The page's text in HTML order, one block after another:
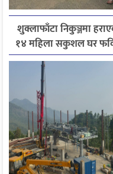
शुक्लाफाँटा निकुञ्जमा
१४ महिला सकुशल घर